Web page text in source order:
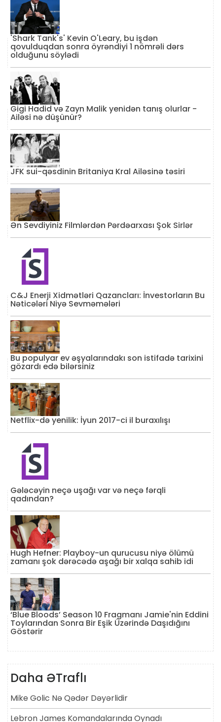
'Shark Tank's' Kevin O'Leary, bu işdən
qovulduqdan sonra öyrəndiyi 1 nömrəli dərs
olduğunu söylədi
Gigi Hadid və Zayn Malik yenidən tanış olurlar -
Ailəsi nə düşünür?
JFK sui-qəsdinin Britaniya Kral Ailəsinə təsiri
Ən Sevdiyiniz Filmlərdən Pərdəarxası Şok Sirlər
C&J Enerji Xidmətləri Qazancları: İnvestorların Bu
Nəticələri Niyə Sevməmələri
Bu populyar ev əşyalarındakı son istifadə tarixini
gözardı edə bilərsiniz
Netflix-də yenilik: İyun 2017-ci il buraxılışı
Gələcəyin neçə uşağı var və neçə fərqli
qadından?
Hugh Hefner: Playboy-un qurucusu niyə ölümü
zamanı şok dərəcədə aşağı bir xalqa sahib idi
‘Blue Bloods’ Season 10 Fragmanı Jamie'nin Eddini
Toylarından Sonra Bir Eşik Üzərində Daşıdığını
Göstərir
Daha ƏTraflı
Mike Golic Nə Qədər Dəyərlidir
Lebron James Komandalarında Oynadı